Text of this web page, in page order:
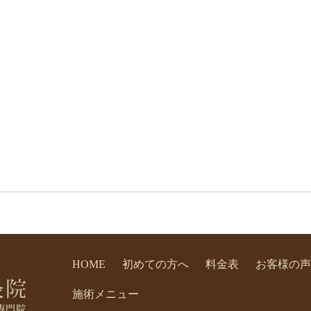
HOME 初めての方へ 料金表 お客様の声
施術メニュー